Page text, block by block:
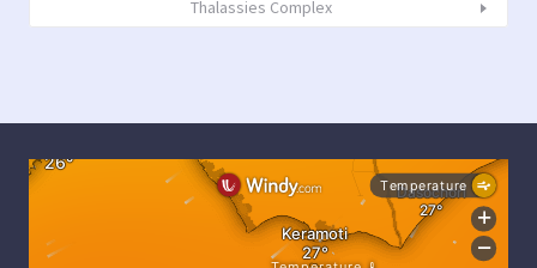
Thalassies Complex